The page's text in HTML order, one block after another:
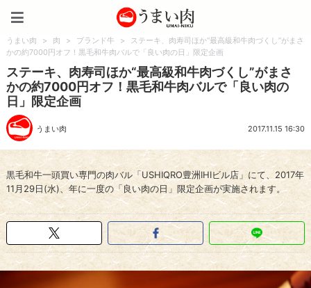
うまい肉 > 肉 > ブランド牛 >
ステーキ、肉寿司ほか“最高級和牛肉づくし”がまさ
かの約7000円オフ！黒毛和牛肉バルで「良い肉の日」限定企画
ステーキ、肉寿司ほか“最高級和牛肉づくし”がまさ
かの約7000円オフ！黒毛和牛肉バルで「良い肉の
日」限定企画
うまい肉 2017.11.15 16:30
黒毛和牛一頭買い専門の肉バル「USHIQRO豊洲IHIビル店」にて、2017年
11月29日(水)、年に一度の「良い肉の日」限定企画が実施されます。